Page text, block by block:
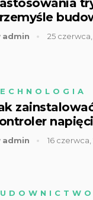
admin 25
admin 16 czerwca,